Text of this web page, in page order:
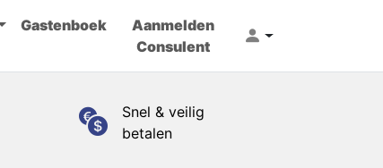
Gastenboek
Aanmelden
Consulent
Snel & veilig
betalen